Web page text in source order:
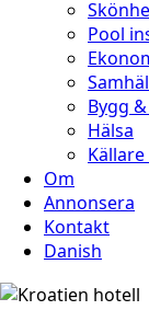
Pool
Bygg
Hälsa
Om
Annonsera
Kontakt
Danish